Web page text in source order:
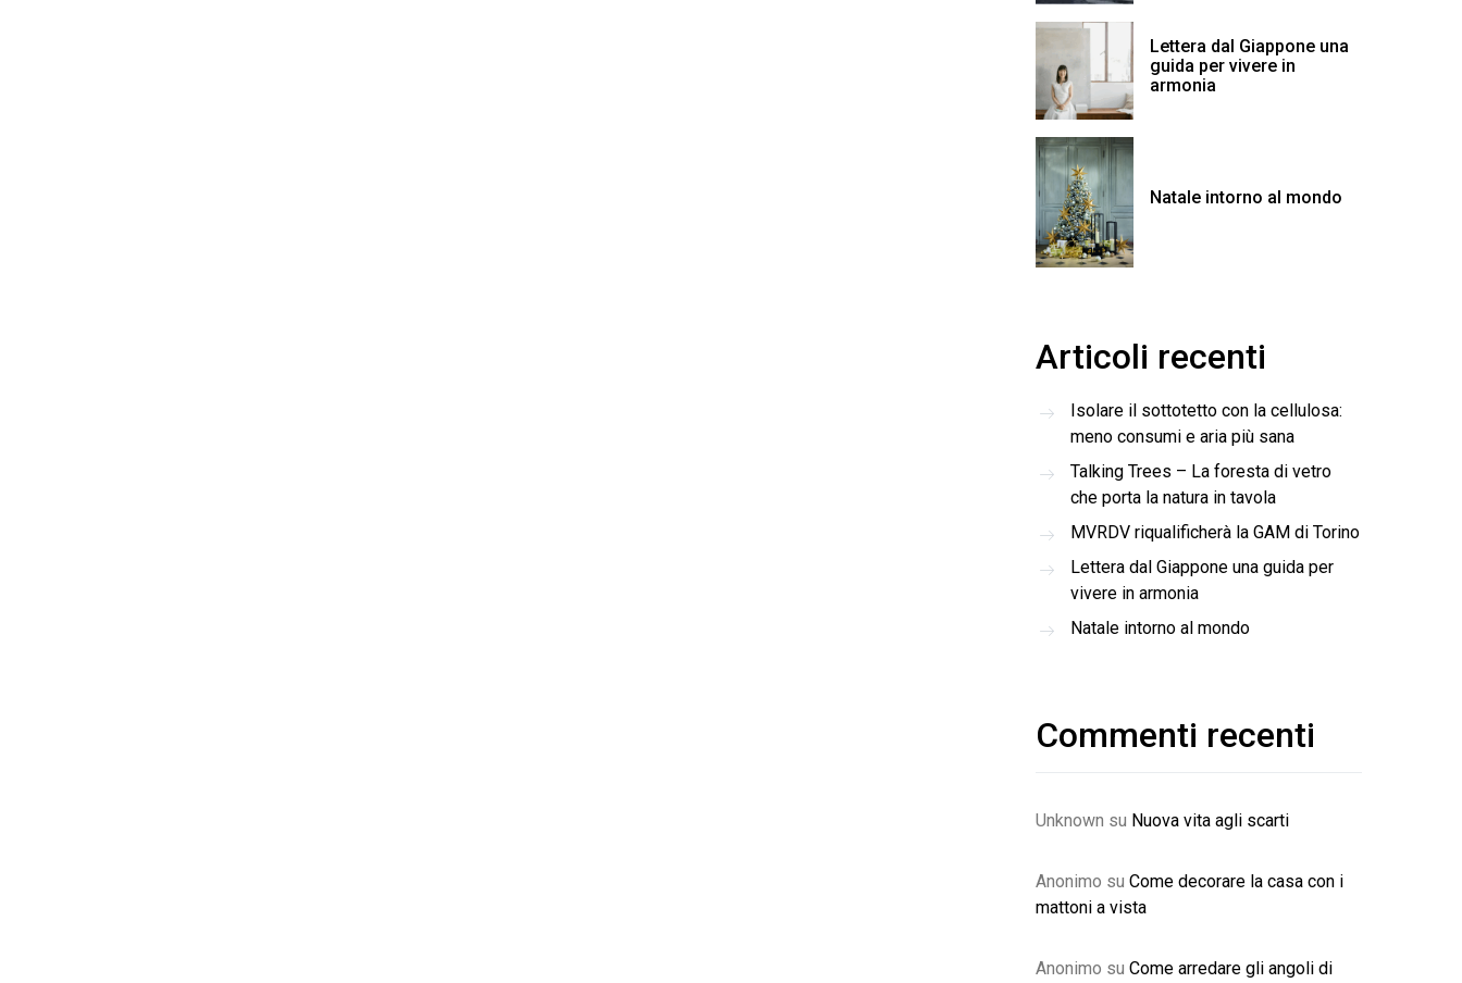
Lettera dal Giappone una
guida per vivere in
armonia
Natale intorno al mondo
Articoli recenti
Isolare il sottotetto con la cellulosa:
meno consumi e aria più sana
Talking Trees – La foresta di vetro
che porta la natura in tavola
MVRDV riqualificherà la GAM di Torino
Lettera dal Giappone una guida per
vivere in armonia
Natale intorno al mondo
Commenti recenti
Unknown su Nuova vita agli scarti
Anonimo su Come decorare la casa con i
mattoni a vista
Anonimo su Come arredare gli angoli di